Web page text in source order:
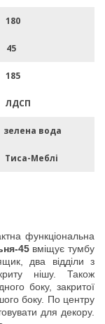
180
45
185
ЛДСП
зелена вода
Тиса-Меблі
функціональна
45 вміщує тумбу
два відділи з
нішу. Також
боку, закритої
боку. По центру
для декору.